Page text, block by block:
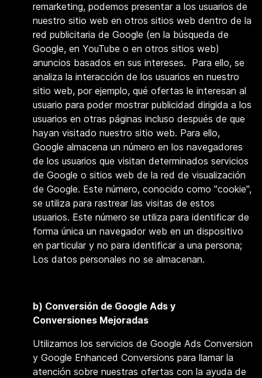
remarketing, podemos presentar a los usuarios de
nuestro sitio web en otros sitios web dentro de la
red publicitaria de Google (en la búsqueda de
Google, en YouTube o en otros sitios web)
anuncios basados en sus intereses. Para ello, se
analiza la interacción de los usuarios en nuestro
sitio web, por ejemplo, qué ofertas le interesan al
usuario para poder mostrar publicidad dirigida a los
usuarios en otras páginas incluso después de que
hayan visitado nuestro sitio web. Para ello,
Google almacena un número en los navegadores
de los usuarios que visitan determinados servicios
de Google o sitios web de la red de visualización
de Google. Este número, conocido como "cookie",
se utiliza para rastrear las visitas de estos
usuarios. Este número se utiliza para identificar de
forma única un navegador web en un dispositivo
en particular y no para identificar a una persona;
Los datos personales no se almacenan.
b) Conversión de Google Ads y
Conversiones Mejoradas
Utilizamos los servicios de Google Ads Conversion
y Google Enhanced Conversions para llamar la
atención sobre nuestras ofertas con la ayuda de